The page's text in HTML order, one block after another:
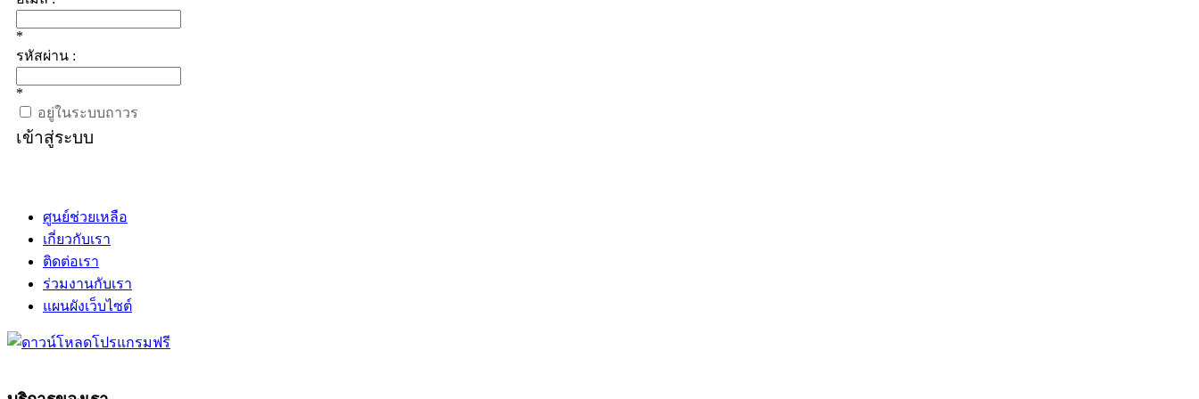
*
รหัสผ่าน :
*
อยู่ในระบบถาวร
เข้าสู่ระบบ
ศูนย์ช่วยเหลือ
เกี่ยวกับเรา
ติดต่อเรา
ร่วมงานกับเรา
แผนผังเว็บไซต์